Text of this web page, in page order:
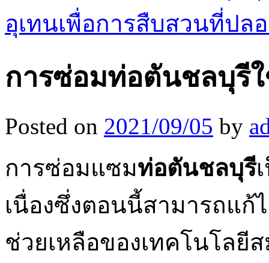
อุเทนเพื่อการสืบสวนที่ป
การซ่อมท่อตันชลบุรี
Posted on 2021/09/05 by
การซ่อมแซมท่อตันชลบุรี
เนื่องซึ่งตอนนี้สามารถแก้
ช่วยเหลือของเทคโนโลยี